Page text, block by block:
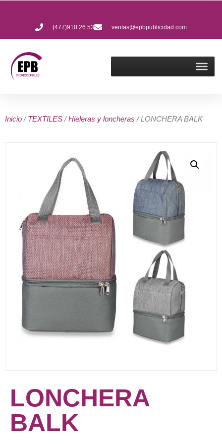
(477)910 26 53 ventas@epbpublicidad.com
Inicio /TEXTILES /Hieleras y loncheras / LONCHERA BALK
LONCHERA
BALK